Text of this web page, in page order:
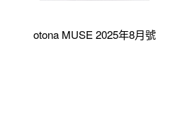
otona MUSE 2025年8月號